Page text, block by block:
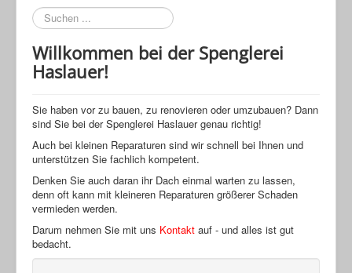
Suchen
...
Willkommen bei der Spenglerei
Haslauer!
Sie haben vor zu bauen, zu renovieren oder umzubauen? Dann
sind Sie bei der Spenglerei Haslauer genau richtig!
Auch bei kleinen Reparaturen sind wir schnell bei Ihnen und
unterstützen Sie fachlich kompetent.
Denken Sie auch daran ihr Dach einmal warten zu lassen,
denn oft kann mit kleineren Reparaturen größerer Schaden
vermieden werden.
Darum nehmen Sie mit uns Kontakt auf - und alles ist gut
bedacht.